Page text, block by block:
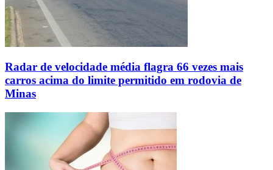
Radar de velocidade média flagra 66 vezes mais
carros acima do limite permitido em rodovia de
Minas